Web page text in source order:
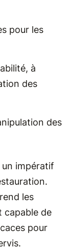
pour les
à
des
des
un impératif
les
capable de
pour